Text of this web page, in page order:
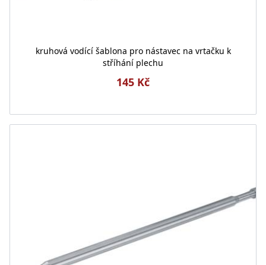
kruhová vodící šablona pro nástavec na vrtačku k
stříhání plechu
145 Kč